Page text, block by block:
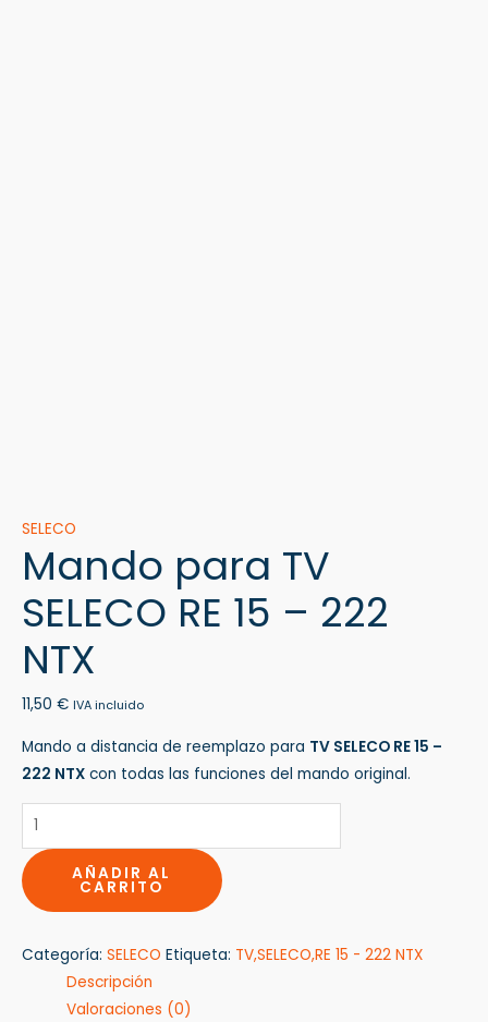
SELECO
Mando para TV
SELECO RE 15 – 222
NTX
11,50 € IVA incluido
Mando a distancia de reemplazo para TV SELECO RE 15 –
222 NTX con todas las funciones del mando original.
AÑADIR AL
CARRITO
Categoría: SELECO Etiqueta: TV,SELECO,RE 15 - 222 NTX
Descripción
Valoraciones (0)